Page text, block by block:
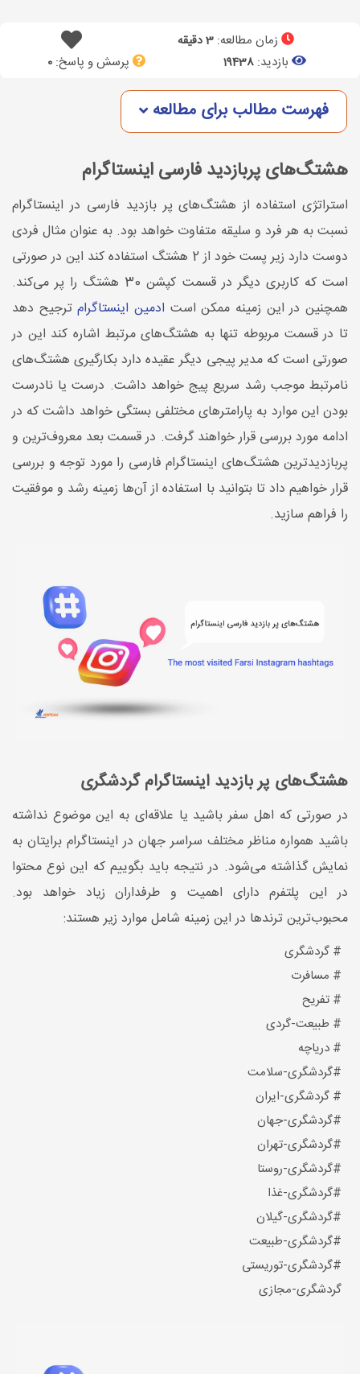
زمان مطالعه: 3 دقیقه
بازدید:19438 پرسش و پاسخ:0
فهرست مطالب برای مطالعه
هشتگ‌های پربازدید فارسی اینستاگرام
استراتژی استفاده از هشتگ‌های پر بازدید فارسی در اینستاگرام
نسبت به هر فرد و سلیقه متفاوت خواهد بود. به عنوان مثال فردی
دوست دارد زیر پست خود از 2 هشتگ استفاده کند این در صورتی
است که کاربری دیگر در قسمت کپشن 30 هشتگ را پر می‌کند.
همچنین در این زمینه ممکن است ادمین اینستاگرامترجیح دهد
تا در قسمت مربوطه تنها به هشتگ‌های مرتبط اشاره کند این در
صورتی است که مدیر پیجی دیگر عقیده دارد بکارگیری هشتگ‌های
نامرتبط موجب رشد سریع پیج خواهد داشت. درست یا نادرست
بودن این موارد به پارامترهای مختلفی بستگی خواهد داشت که در
ادامه مورد بررسی قرار خواهند گرفت. در قسمت بعد معروف‌ترین و
پربازدیدترین هشتگ‌های اینستاگرام فارسی را مورد توجه و بررسی
قرار خواهیم داد تا بتوانید با استفاده از آن‌ها زمینه رشد و موفقیت
را فراهم سازید.
هشتگ‌های پر بازدید اینستاگرام گردشگری
در صورتی که اهل سفر باشید یا علاقه‌ای به این موضوع نداشته
باشید همواره مناظر مختلف سراسر جهان در اینستاگرام برایتان به
نمایش گذاشته می‌شود. در نتیجه باید بگوییم که این نوع محتوا
در این پلتفرم دارای اهمیت و طرفداران زیاد خواهد بود.
محبوب‌ترین ترندها در این زمینه شامل موارد زیر هستند:
# گردشگری
# مسافرت
# تفریح
# طبیعت-گردی
# دریاچه
#گردشگری-سلامت
# گردشگری-ایران
#گردشگری-جهان
#گردشگری-تهران
#گردشگری-روستا
#گردشگری-غذا
#گردشگری-گیلان
#گردشگری-طبیعت
#گردشگری-توریستی
گردشگری-مجازی